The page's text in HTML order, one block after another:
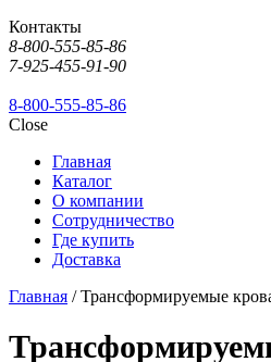
Контакты
8-800-555-85-86
7-925-455-91-90
8-800-555-85-86
Close
Главная
Каталог
О компании
Сотрудничество
Где купить
Доставка
Главная / Трансформируемые